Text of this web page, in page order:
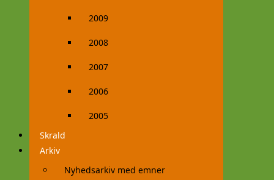
2009
2008
2007
2006
2005
Skrald
Arkiv
Nyhedsarkiv med emner